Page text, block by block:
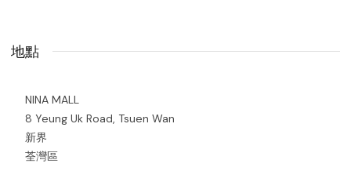
地點
NINA MALL
8 Yeung Uk Road, Tsuen Wan
新界
荃灣區